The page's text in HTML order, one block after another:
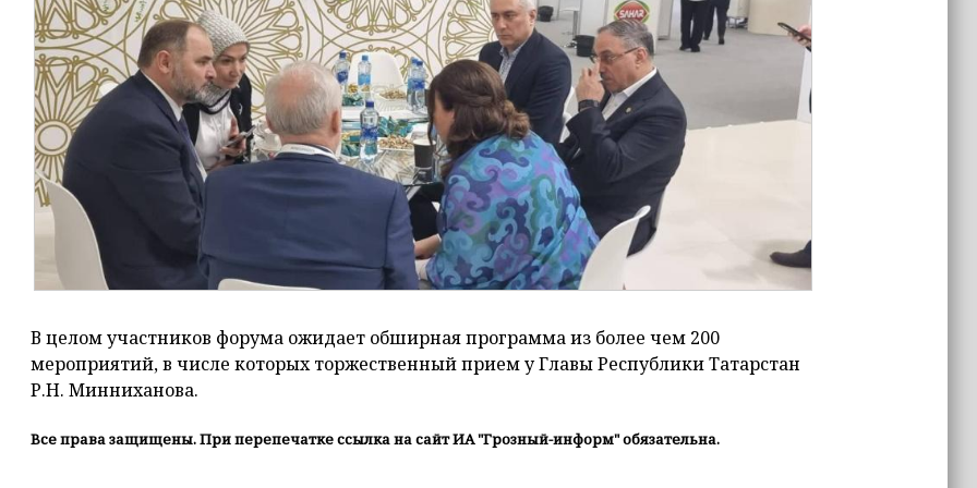
В целом участников форума ожидает обширная программа из более чем 200
мероприятий, в числе которых торжественный прием у Главы Республики Татарстан
Р.Н. Минниханова.
Все права защищены. При перепечатке ссылка на сайт ИА "Грозный-информ" обязательна.